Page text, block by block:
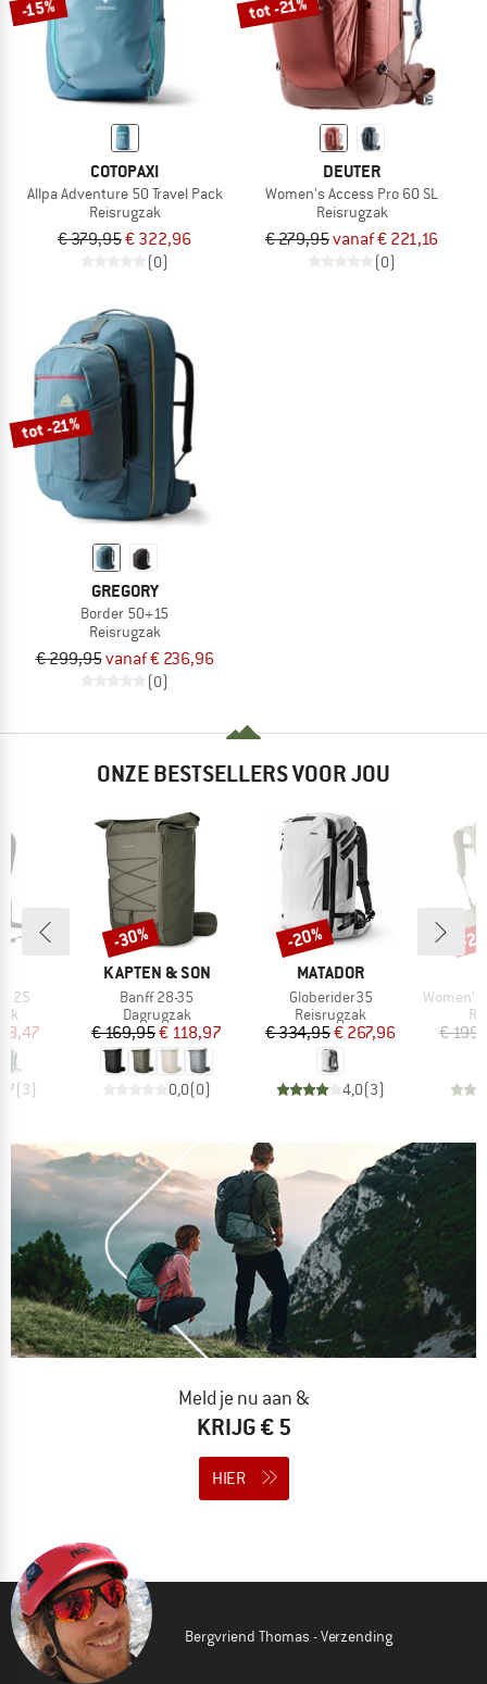
-15%
COTOPAXI
Allpa Adventure 50 Travel Pack
Reisrugzak
€ 379,95€ 322,96
(0)
tot -21%
DEUTER
Women's Access Pro 60 SL
Reisrugzak
€ 279,95vanaf € 221,16
(0)
tot -21%
GREGORY
Border 50+15
Reisrugzak
€ 299,95vanaf € 236,96
(0)
ONZE BESTSELLERS VOOR JOU
25
prijs
(3)
MERK
KAPTEN & SON
Artikel
Banff 28-35
Productgroep
Dagrugzak
Prijs
€ 169,95Verlaagde prijs
€ 118,97
0,0(0)
Korting
-30%
MERK
MATADOR
Artikel
Globerider35
Productgroep
Reisrugzak
Prijs
€ 334,95Verlaagde prijs
€ 267,96
4,0(3)
Korting
-20%
Artikel
Women's
€
-
Meld je nu aan &
KRIJG € 5
HIER
Bergvriend Thomas - Verzending